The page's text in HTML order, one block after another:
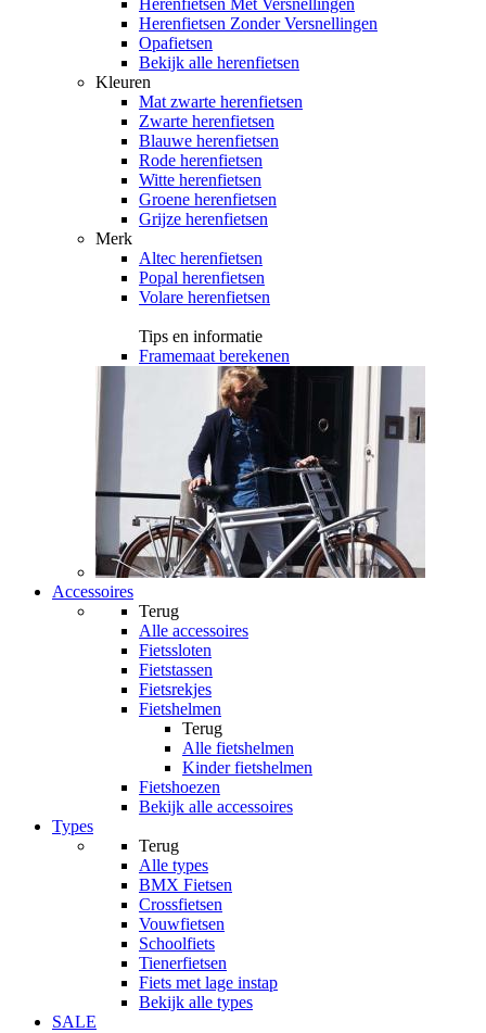
Herenfietsen Met Versnellingen
Herenfietsen Zonder Versnellingen
Opafietsen
Bekijk alle herenfietsen
Kleuren
Mat zwarte herenfietsen
Zwarte herenfietsen
Blauwe herenfietsen
Rode herenfietsen
Witte herenfietsen
Groene herenfietsen
Grijze herenfietsen
Merk
Altec herenfietsen
Popal herenfietsen
Volare herenfietsen
Tips en informatie
Framemaat berekenen
Accessoires
Terug
Alle accessoires
Fietssloten
Fietstassen
Fietsrekjes
Fietshelmen
Terug
Alle fietshelmen
Kinder fietshelmen
Fietshoezen
Bekijk alle accessoires
Types
Terug
Alle types
BMX Fietsen
Crossfietsen
Vouwfietsen
Schoolfiets
Tienerfietsen
Fiets met lage instap
Bekijk alle types
SALE